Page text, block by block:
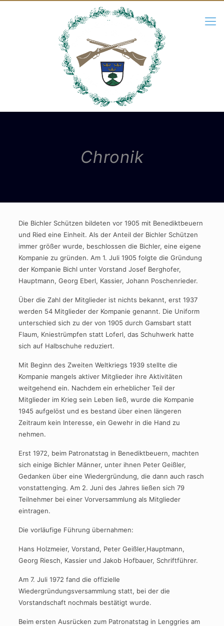
Chronik
Die Bichler Schützen bildeten vor 1905 mit Benediktbeuern
und Ried eine Einheit. Als der Anteil der Bichler Schützen
immer größer wurde, beschlossen die Bichler, eine eigene
Kompanie zu gründen. Am 1. Juli 1905 folgte die Gründung
der Kompanie Bichl unter Vorstand Josef Berghofer,
Hauptmann, Georg Eberl, Kassier, Johann Poschenrieder.
Über die Zahl der Mitglieder ist nichts bekannt, erst 1937
werden 54 Mitglieder der Kompanie genannt. Die Uniform
unterschied sich zu der von 1905 durch Gamsbart statt
Flaum, Kniestrümpfen statt Loferl, das Schuhwerk hatte
sich auf Halbschuhe reduziert.
Mit Beginn des Zweiten Weltkriegs 1939 stellte die
Kompanie mangels aktiver Mitglieder ihre Aktivitäten
weitgehend ein. Nachdem ein erheblicher Teil der
Mitglieder im Krieg sein Leben ließ, wurde die Kompanie
1945 aufgelöst und es bestand über einen längeren
Zeitraum kein Interesse, ein Gewehr in die Hand zu
nehmen.
Erst 1972, beim Patronatstag in Benediktbeuern, machten
sich einige Bichler Männer, unter ihnen Peter Geißler,
Gedanken über eine Wiedergründung, die dann auch rasch
vonstattenging. Am 2. Juni des Jahres ließen sich 79
Teilnehmer bei einer Vorversammlung als Mitglieder
eintragen.
Die vorläufige Führung übernahmen:
Hans Holzmeier, Vorstand, Peter Geißler,Hauptmann,
Georg Riesch, Kassier und Jakob Hofbauer, Schriftführer.
Am 7. Juli 1972 fand die offizielle
Wiedergründungsversammlung statt, bei der die
Vorstandschaft nochmals bestätigt wurde.
Beim ersten Ausrücken zum Patronatstag in Lenggries am